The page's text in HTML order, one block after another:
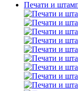
Печати и